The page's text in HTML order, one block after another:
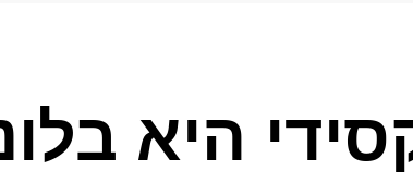
היא